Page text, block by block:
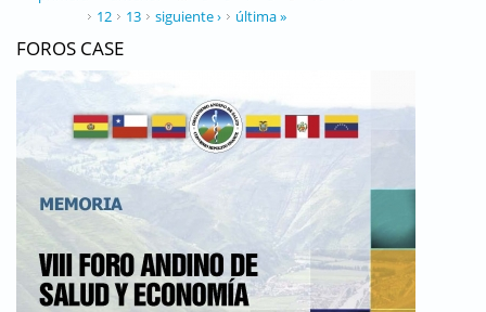
12
13 siguiente › última »
FOROS CASE